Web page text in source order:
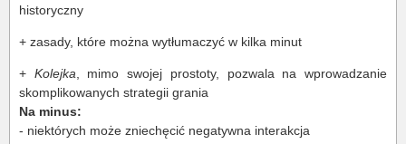
historyczny
+ zasady, które można wytłumaczyć w kilka minut
+ Kolejka , mimo swojej prostoty, pozwala na wprowadzanie
skomplikowanych strategii grania
Na minus:
- niektórych może zniechęcić negatywna interakcja